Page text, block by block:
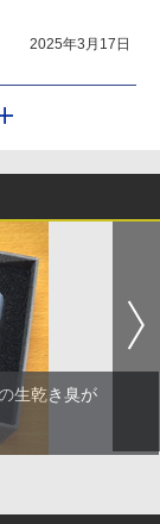
2025年3月17日
生乾き臭が